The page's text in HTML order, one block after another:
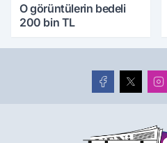
O görüntülerin bedeli
200 bin TL